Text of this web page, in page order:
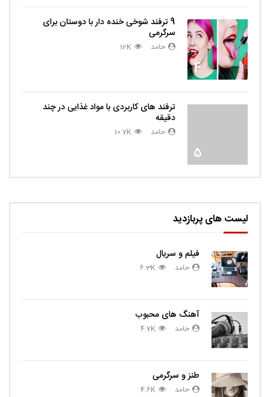
4
9 ترفند شوخی خنده دار با دوستان برای
سرگرمی
حامد 12K
5
ترفند های کاربردی با مواد غذایی در چند
دقیقه
حامد 10.7K
لیست های پربازدید
فیلم و سریال
حامد 6.3K
آهنگ های محبوب
حامد 4.7K
طنز و سرگرمی
حامد 4.6K